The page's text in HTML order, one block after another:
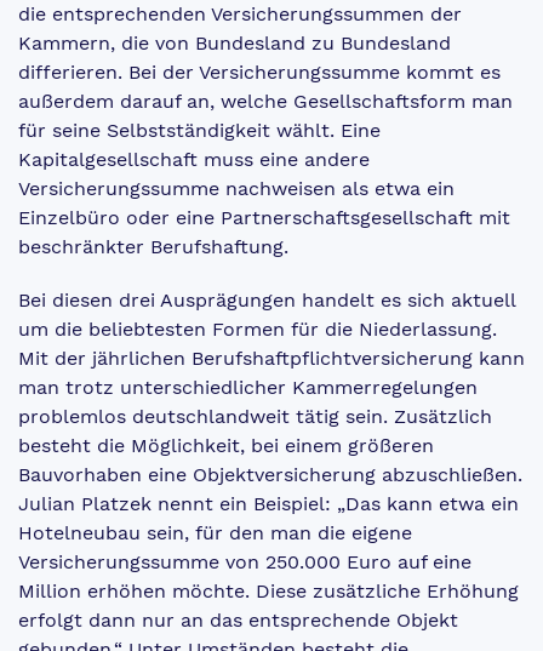
die entsprechenden Versicherungssummen der
Kammern, die von Bundesland zu Bundesland
differieren. Bei der Versicherungssumme kommt es
außerdem darauf an, welche Gesellschaftsform man
für seine Selbstständigkeit wählt. Eine
Kapitalgesellschaft muss eine andere
Versicherungssumme nachweisen als etwa ein
Einzelbüro oder eine Partnerschaftsgesellschaft mit
beschränkter Berufshaftung.
Bei diesen drei Ausprägungen handelt es sich aktuell
um die beliebtesten Formen für die Niederlassung.
Mit der jährlichen Berufshaftpflichtversicherung kann
man trotz unterschiedlicher Kammerregelungen
problemlos deutschlandweit tätig sein. Zusätzlich
besteht die Möglichkeit, bei einem größeren
Bauvorhaben eine Objektversicherung abzuschließen.
Julian Platzek nennt ein Beispiel: „Das kann etwa ein
Hotelneubau sein, für den man die eigene
Versicherungssumme von 250.000 Euro auf eine
Million erhöhen möchte. Diese zusätzliche Erhöhung
erfolgt dann nur an das entsprechende Objekt